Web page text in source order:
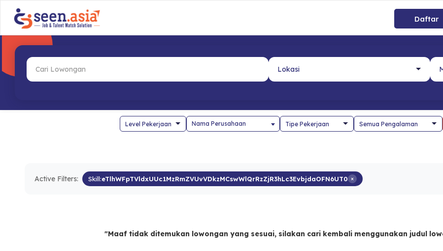
Daftar
Nama Perusahaan
Active Filters: Skill:eTlhWFpTVldxUUc1MzRmZVUvVDkzMCswWlQrRzZjR3hLc3EvbjdaOFN6UT0 ×
"Maaf tidak ditemukan lowongan yang sesuai, silakan cari kembali menggunakan judul